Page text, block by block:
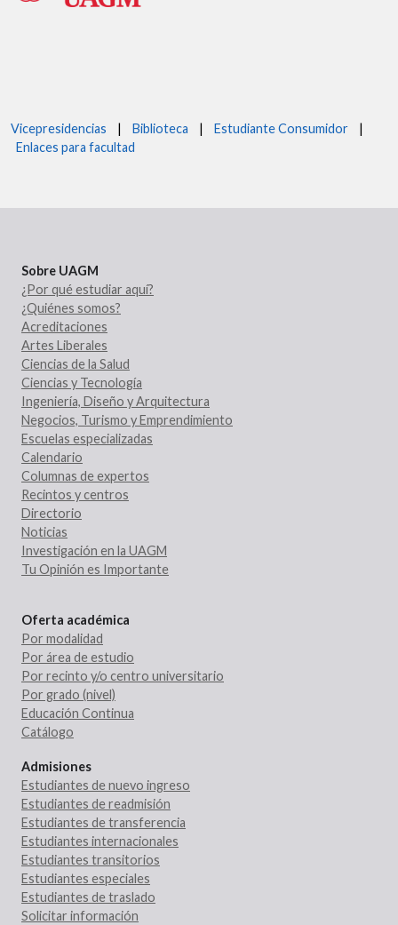
Vicepresidencias | Biblioteca | Estudiante Consumidor |
Enlaces para facultad
Sobre UAGM
¿Por qué estudiar aquí?
¿Quiénes somos?
Acreditaciones
Artes Liberales
Ciencias de la Salud
Ciencias y Tecnología
Ingeniería, Diseño y Arquitectura
Negocios, Turismo y Emprendimiento
Escuelas especializadas
Calendario
Columnas de expertos
Recintos y centros
Directorio
Noticias
Investigación en la UAGM
Tu Opinión es Importante
Oferta académica
Por modalidad
Por área de estudio
Por recinto y/o centro universitario
Por grado (nivel)
Educación Continua
Catálogo
Admisiones
Estudiantes de nuevo ingreso
Estudiantes de readmisión
Estudiantes de transferencia
Estudiantes internacionales
Estudiantes transitorios
Estudiantes especiales
Estudiantes de traslado
Solicitar información